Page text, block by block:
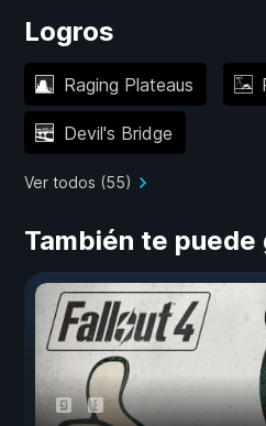
Logros
Raging Plateaus
Devil's Bridge
Ver todos (55)
También te puede